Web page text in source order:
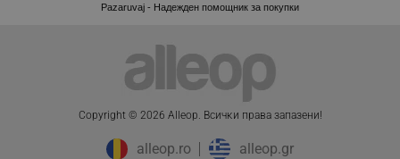
Pazaruvaj - Надежден помощник за покупки
Copyright © 2026 Alleop. Bcичĸи пpaвa зaпaзeни!
alleop.ro alleop.gr